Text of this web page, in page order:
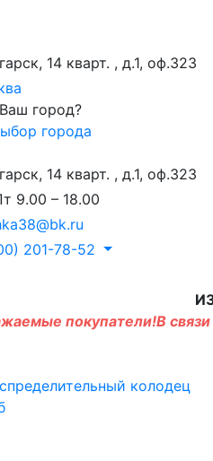
14 кварт. , д.1, оф.323
город?
города
14 кварт. , д.1, оф.323
9.00 – 18.00
201-78-52
покупатели!В связи